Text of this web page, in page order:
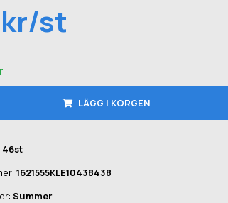
kr/st
LÄGG I KORGEN
46st
1621555KLE10438438
Summer